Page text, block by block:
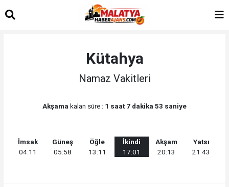
Kütahya
Namaz Vakitleri
Akşama kalan süre : 1 saat 7 dakika 53 saniye
İmsak
04:11
Güneş
05:58
Öğle
13:11
İkindi
17:01
Akşam
20:13
Yatsı
21:43